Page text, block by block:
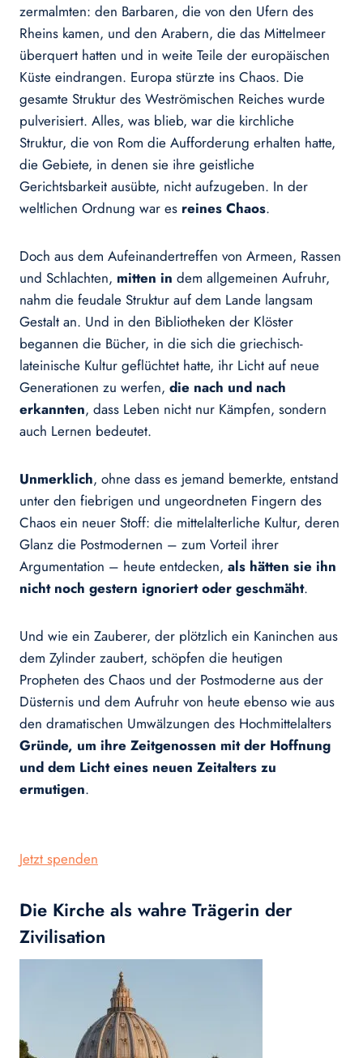
zermalmten: den Barbaren, die von den Ufern des
Rheins kamen, und den Arabern, die das Mittelmeer
überquert hatten und in weite Teile der europäischen
Küste eindrangen. Europa stürzte ins Chaos. Die
gesamte Struktur des Weströmischen Reiches wurde
pulverisiert. Alles, was blieb, war die kirchliche
Struktur, die von Rom die Aufforderung erhalten hatte,
die Gebiete, in denen sie ihre geistliche
Gerichtsbarkeit ausübte, nicht aufzugeben. In der
weltlichen Ordnung war es reines Chaos.
Doch aus dem Aufeinandertreffen von Armeen, Rassen
und Schlachten, mitten in dem allgemeinen Aufruhr,
nahm die feudale Struktur auf dem Lande langsam
Gestalt an. Und in den Bibliotheken der Klöster
begannen die Bücher, in die sich die griechisch-
lateinische Kultur geflüchtet hatte, ihr Licht auf neue
Generationen zu werfen, die nach und nach
erkannten, dass Leben nicht nur Kämpfen, sondern
auch Lernen bedeutet.
Unmerklich, ohne dass es jemand bemerkte, entstand
unter den fiebrigen und ungeordneten Fingern des
Chaos ein neuer Stoff: die mittelalterliche Kultur, deren
Glanz die Postmodernen – zum Vorteil ihrer
Argumentation – heute entdecken, als hätten sie ihn
nicht noch gestern ignoriert oder geschmäht.
Und wie ein Zauberer, der plötzlich ein Kaninchen aus
dem Zylinder zaubert, schöpfen die heutigen
Propheten des Chaos und der Postmoderne aus der
Düsternis und dem Aufruhr von heute ebenso wie aus
den dramatischen Umwälzungen des Hochmittelalters
Gründe, um ihre Zeitgenossen mit der Hoffnung
und dem Licht eines neuen Zeitalters zu
ermutigen.
Jetzt spenden
Die Kirche als wahre Trägerin der
Zivilisation